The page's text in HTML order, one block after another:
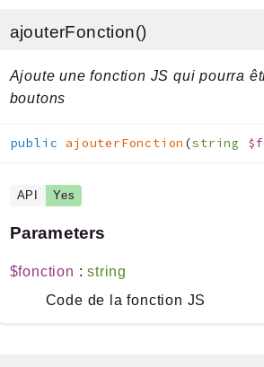
ajouterFonction()
Ajoute une fonction JS qui pourra
boutons
public ajouterFonction (string
API Yes
Parameters
$fonction :string
Code de la fonction JS